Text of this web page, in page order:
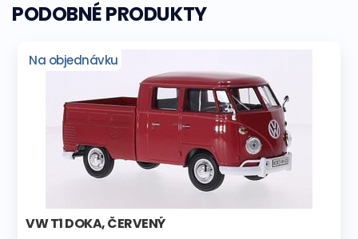
PODOBNÉ PRODUKTY
Na objednávku
VW T1 DOKA, ČERVENÝ